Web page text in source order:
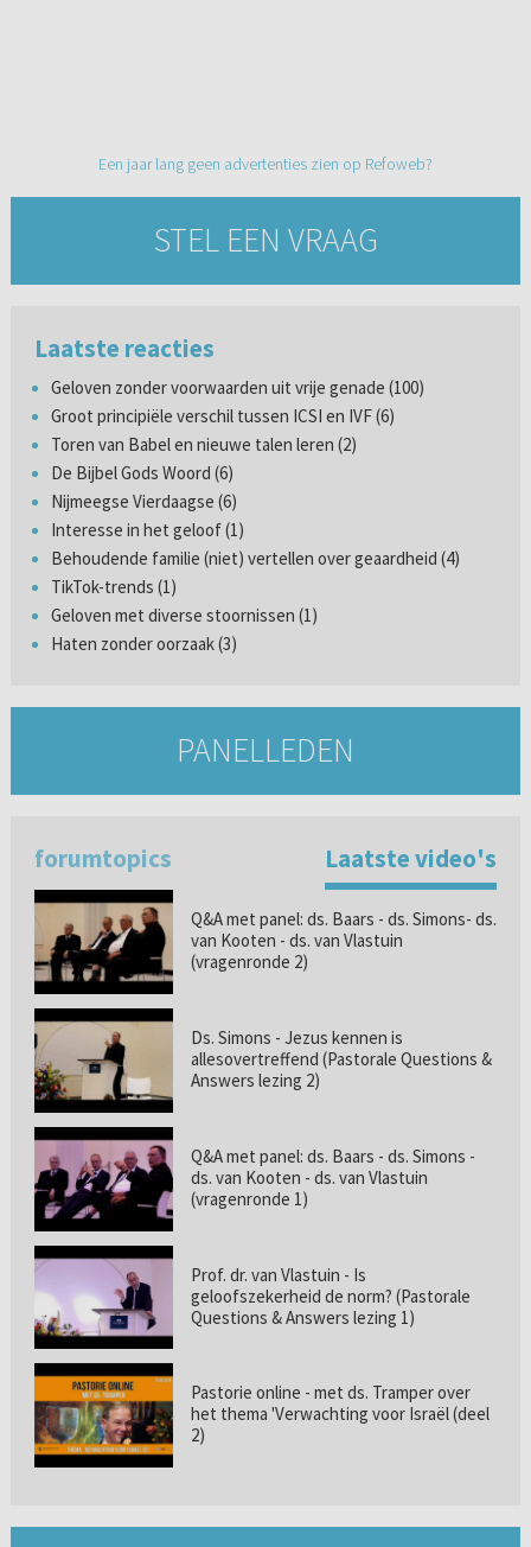
Een jaar lang geen advertenties zien op Refoweb?
STEL EEN VRAAG
Laatste reacties
Geloven zonder voorwaarden uit vrije genade (100)
Groot principiële verschil tussen ICSI en IVF (6)
Toren van Babel en nieuwe talen leren (2)
De Bijbel Gods Woord (6)
Nijmeegse Vierdaagse (6)
Interesse in het geloof (1)
Behoudende familie (niet) vertellen over geaardheid (4)
TikTok-trends (1)
Geloven met diverse stoornissen (1)
Haten zonder oorzaak (3)
PANELLEDEN
forumtopics Laatste video's
Q&A met panel: ds. Baars - ds. Simons- ds.
van Kooten - ds. van Vlastuin
(vragenronde 2)
Ds. Simons - Jezus kennen is
allesovertreffend (Pastorale Questions &
Answers lezing 2)
Q&A met panel: ds. Baars - ds. Simons -
ds. van Kooten - ds. van Vlastuin
(vragenronde 1)
Prof. dr. van Vlastuin - Is
geloofszekerheid de norm? (Pastorale
Questions & Answers lezing 1)
Pastorie online - met ds. Tramper over
het thema 'Verwachting voor Israël (deel
2)